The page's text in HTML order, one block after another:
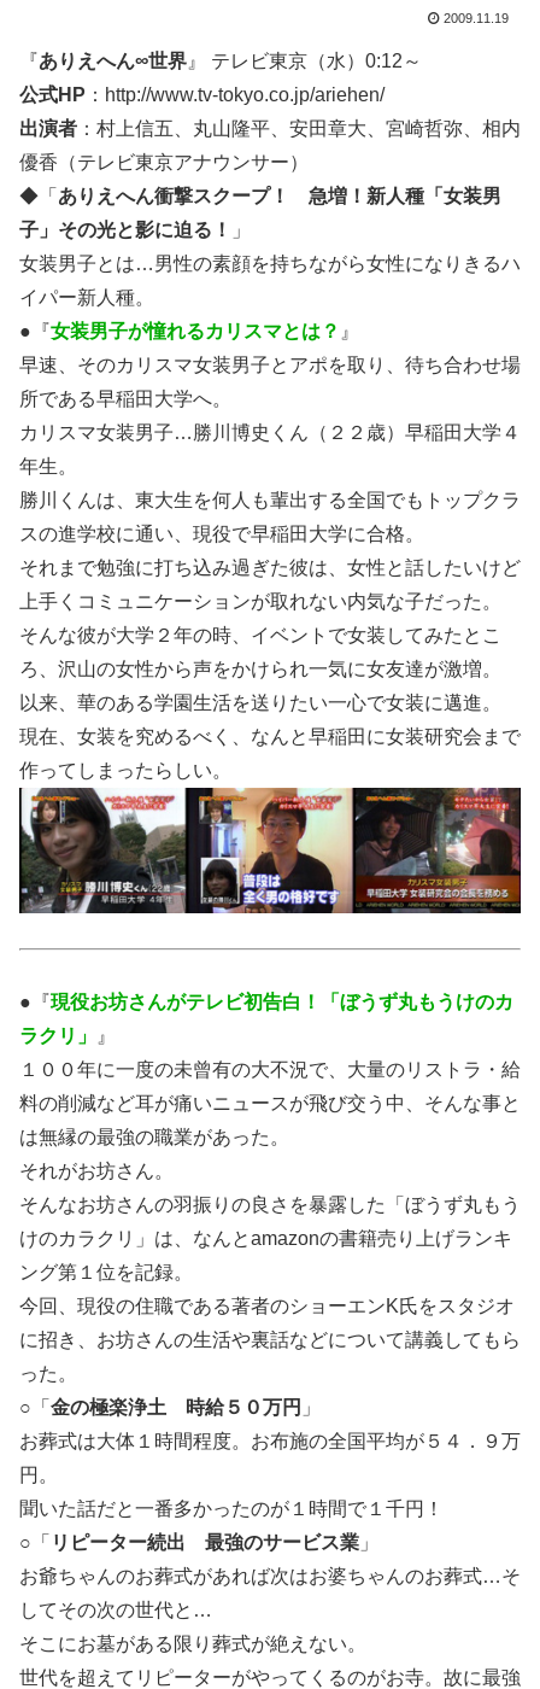
2009.11.19
『ありえへん∞世界 』 テレビ東京（水）0:12～
公式HP ：http://www.tv-tokyo.co.jp/ariehen/
出演者 ：村上信五、丸山隆平、安田章大、宮崎哲弥、相内
優香（テレビ東京アナウンサー）
◆「 ありえへん衝撃スクープ！ 急増！新人種「女装男
子」その光と影に迫る！
」
女装男子とは…男性の素顔を持ちながら女性になりきるハ
イパー新人種。
●『女装男子が憧れるカリスマとは？ 』
早速、そのカリスマ女装男子とアポを取り、待ち合わせ場
所である早稲田大学へ。
カリスマ女装男子…勝川博史くん（２２歳）早稲田大学４
年生。
勝川くんは、東大生を何人も輩出する全国でもトップクラ
スの進学校に通い、現役で早稲田大学に合格。
それまで勉強に打ち込み過ぎた彼は、女性と話したいけど
上手くコミュニケーションが取れない内気な子だった。
そんな彼が大学２年の時、イベントで女装してみたとこ
ろ、沢山の女性から声をかけられ一気に女友達が激増。
以来、華のある学園生活を送りたい一心で女装に邁進。
現在、女装を究めるべく、なんと早稲田に女装研究会まで
作ってしまったらしい。
●『現役お坊さんがテレビ初告白！「ぼうず丸もうけのカ
ラクリ」
』
１００年に一度の未曾有の大不況で、大量のリストラ・給
料の削減など耳が痛いニュースが飛び交う中、そんな事と
は無縁の最強の職業があった。
それがお坊さん。
そんなお坊さんの羽振りの良さを暴露した「ぼうず丸もう
けのカラクリ」は、なんとamazonの書籍売り上げランキ
ング第１位を記録。
今回、現役の住職である著者のショーエンK氏をスタジオ
に招き、お坊さんの生活や裏話などについて講義してもら
った。
○「 金の極楽浄土 時給５０万円 」
お葬式は大体１時間程度。お布施の全国平均が５４．９万
円。
聞いた話だと一番多かったのが１時間で１千円！
○「 リピーター続出 最強のサービス業 」
お爺ちゃんのお葬式があれば次はお婆ちゃんのお葬式…そ
してその次の世代と…
そこにお墓がある限り葬式が絶えない。
世代を超えてリピーターがやってくるのがお寺。故に最強